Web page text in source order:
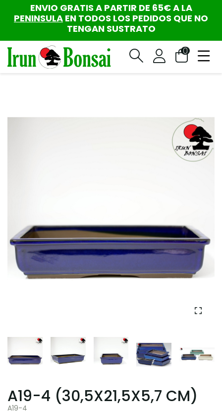
ENVIO GRATIS A PARTIR DE 65€ A LA
PENINSULA EN TODOS LOS PEDIDOS QUE NO
TENGAN SUSTRATO
0
A19-4 (30,5X21,5X5,7 CM)
A19-4